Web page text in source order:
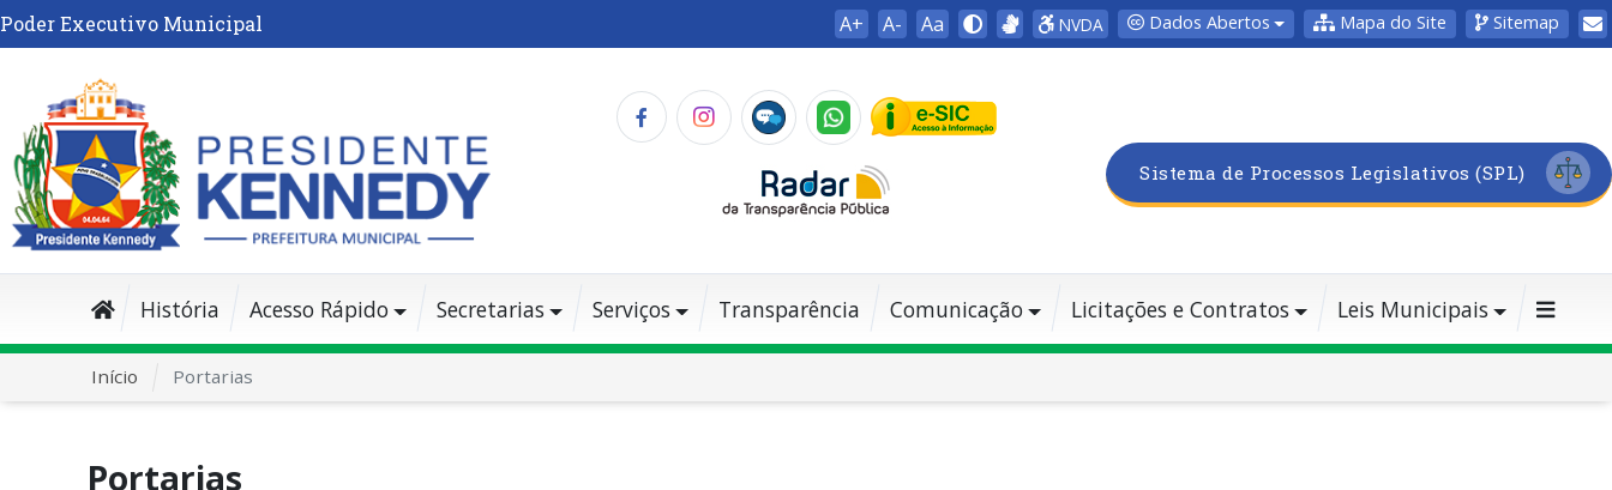
Poder Executivo Municipal A+ A- Aa NVDA Dados Abertos Mapa do Site Sitemap
Sistema de Processos Legislativos (SPL)
História Acesso Rápido Secretarias Serviços Transparência Comunicação Licitações e Contratos Leis Municipais
Início Portarias
Portarias